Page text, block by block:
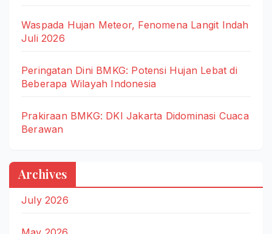
Waspada Hujan Meteor, Fenomena Langit Indah
Juli 2026
Peringatan Dini BMKG: Potensi Hujan Lebat di
Beberapa Wilayah Indonesia
Prakiraan BMKG: DKI Jakarta Didominasi Cuaca
Berawan
Archives
July 2026